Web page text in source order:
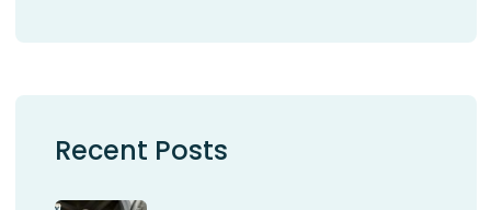
Recent Posts